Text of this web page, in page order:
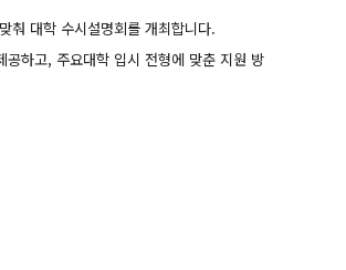
춰 대학 수시설명회를 개최합니다.
하고, 주요대학 입시 전형에 맞춘 지원 방